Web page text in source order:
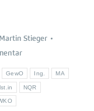
Martin Stieger
GewO Ing. MA
NQR